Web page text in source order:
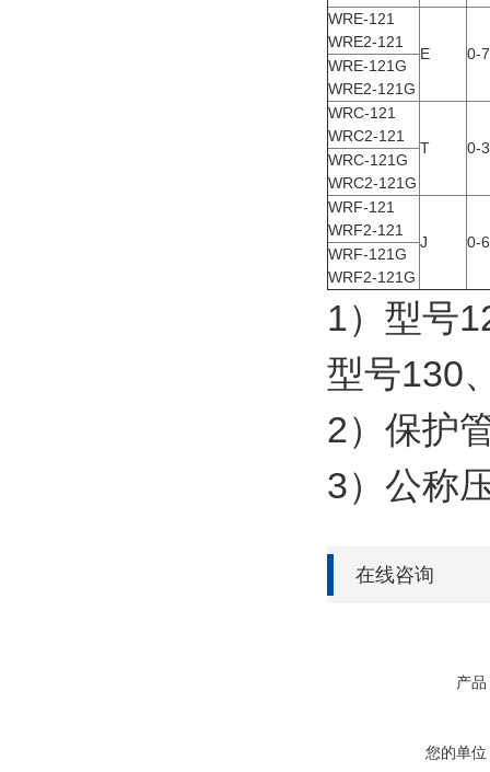
WRE-121
WRE2-121
E 0-
WRE-121G
WRE2-121G
WRC-121
WRC2-121
T 0-
WRC-121G
WRC2-121G
WRF-121
WRF2-121
J 0-
WRF-121G
WRF2-121G
1）型号
型号130
2）保护
3）公称
在线咨询
产品
您的单位